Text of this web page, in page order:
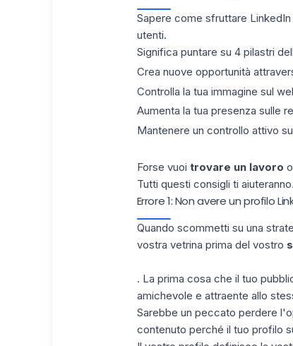
Sapere come sfruttare LinkedIn
utenti.
Significa puntare su 4 pilastri
Crea nuove opportunità
Controlla la tua immagine sul
Aumenta la tua presenza sulle
Mantenere un controllo attivo
Forse vuoi trovare un lavoro
Tutti questi consigli ti aiuteranno.
Errore 1: Non avere un profilo
Quando scommetti su una
vostra vetrina prima del vostro
. La prima cosa che il tuo
amichevole e attraente allo
Sarebbe un peccato perdere
contenuto perché il tuo profilo